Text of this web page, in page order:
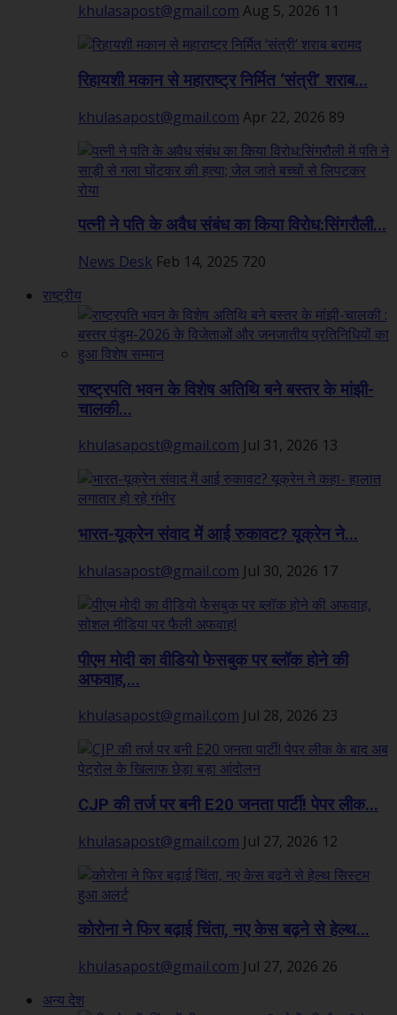
khulasapost@gmail.com Aug 5, 2026 11
रिहायशी मकान से महाराष्ट्र निर्मित ‘संत्री’ शराब...
khulasapost@gmail.com Apr 22, 2026 89
पत्नी ने पति के अवैध संबंध का किया विरोध:सिंगरौली...
News Desk Feb 14, 2025 720
राष्ट्रीय
राष्ट्रपति भवन के विशेष अतिथि बने बस्तर के मांझी-
चालकी...
khulasapost@gmail.com Jul 31, 2026 13
भारत-यूक्रेन संवाद में आई रुकावट? यूक्रेन ने...
khulasapost@gmail.com Jul 30, 2026 17
पीएम मोदी का वीडियो फेसबुक पर ब्लॉक होने की
अफवाह,...
khulasapost@gmail.com Jul 28, 2026 23
CJP की तर्ज पर बनी E20 जनता पार्टी! पेपर लीक...
khulasapost@gmail.com Jul 27, 2026 12
कोरोना ने फिर बढ़ाई चिंता, नए केस बढ़ने से हेल्थ...
khulasapost@gmail.com Jul 27, 2026 26
अन्य देश